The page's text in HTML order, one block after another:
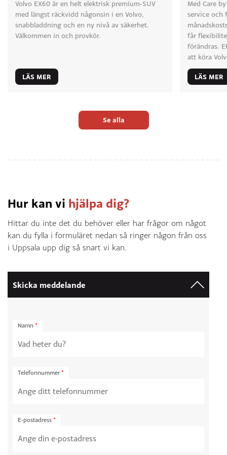
niklas.forsberg@bilbolaget.nu
Linus Holmberg
erik.bergman@bilbolaget.nu
Roger Karlsson
Lars Söderquist
Skadechef
Andre Kjerrud
Coach
018-16 02 07
andre.kjerrud@bilbolaget.nu
Patrick Ångman
018-16 02 01
patrick.angman@bilbolaget.nu
Volvo EX60 är en helt elektrisk premium-SUV
med längst räckvidd någonsin i en Volvo,
snabbladdning och en ny nivå av säkerhet.
Välkommen in och provkör.
LÄS MER
Med Care
service och
får
förändras.
att köra
LÄS MER
Se alla
Hur kan vi hjälpa dig?
Hittar du inte det du behöver eller har frågor om något
kan du fylla i formuläret nedan så ringer någon från oss
i Uppsala upp dig så snart vi kan.
Skicka meddelande
Namn *
Telefonnummer*
E-postadress *